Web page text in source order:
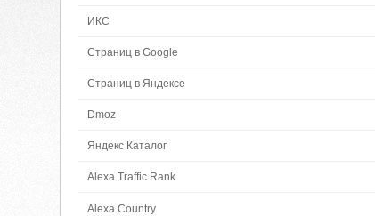
ИКС
Страниц в Google
Страниц в Яндексе
Dmoz
Яндекс Каталог
Alexa Traffic Rank
Alexa Country